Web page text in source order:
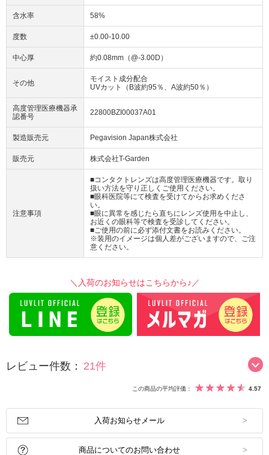
含水率 58%
度数 ±0.00-10.00
中心厚 約0.08mm（@-3.00D）
その他
モイスト成分配合
UVカット（B波約95％、A波約50％）
高度管理医療機器承
認番号
22800BZI00037A01
製造販売元 Pegavision Japan株式会社
販売元 株式会社T-Garden
注意事項
■コンタクトレンズは高度管理医療機器です。取り
扱い方法を守り正しくご使用ください。
■眼科医院等にて検査を受けてからお求めくださ
い。
■眼に異常を感じたら直ちにレンズ使用を中止し、
お近くの眼科等で検査を受診してください。
■ご使用の前に必ず添付文書をお読みください。
※装用のイメージは個人差がございますので、ご注
意ください。
＼入荷のお知らせはこちらから♪／
レビュー件数： 21件
この商品の平均評価： 4.57
入荷お知らせメール
商品についてのお問い合わせ